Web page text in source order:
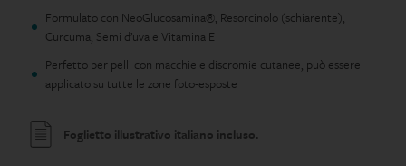
Formulato con NeoGlucosamina®, Resorcinolo (schiarente),
Curcuma, Semi d’uva e Vitamina E
Perfetto per pelli con macchie e discromie cutanee, può essere
applicato su tutte le zone foto-esposte
Foglietto illustrativo italiano incluso.